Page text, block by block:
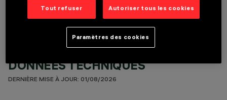
DONNÉES TECHNIQUES
DERNIÈRE MISE À JOUR: 01/08/2026
Tout refuser Autoriser tous les cookies
Paramètres des cookies